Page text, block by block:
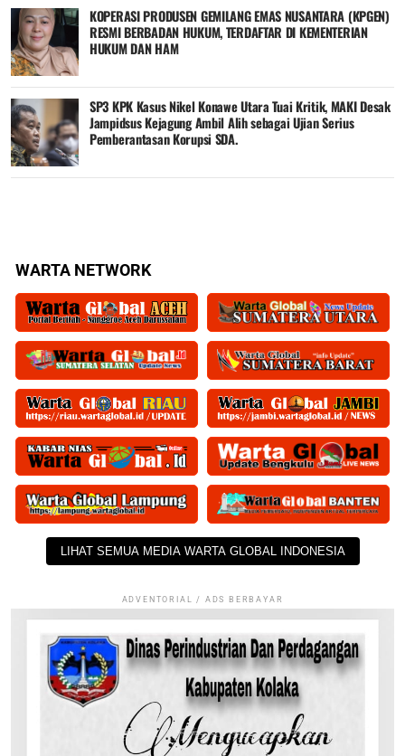
KOPERASI PRODUSEN GEMILANG EMAS NUSANTARA (KPGEN)
RESMI BERBADAN HUKUM, TERDAFTAR DI KEMENTERIAN
HUKUM DAN HAM
SP3 KPK Kasus Nikel Konawe Utara Tuai Kritik, MAKI Desak
Jampidsus Kejagung Ambil Alih sebagai Ujian Serius
Pemberantasan Korupsi SDA.
WARTA NETWORK
LIHAT SEMUA MEDIA WARTA GLOBAL INDONESIA
ADVENTORIAL / ADS BERBAYAR